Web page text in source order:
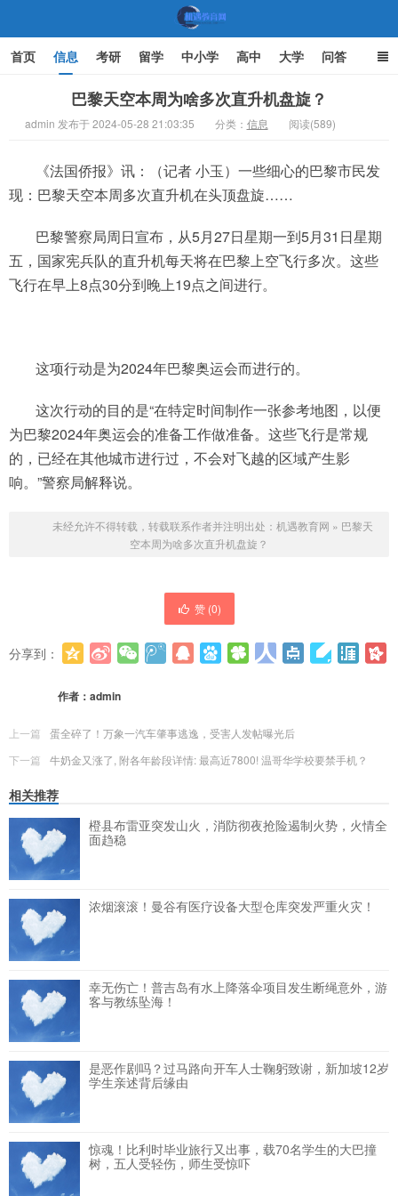
首页 信息 考研 留学 中小学 高中 大学 问答
家庭教育
巴黎天空本周为啥多次直升机盘旋？
admin 发布于 2024-05-28 21:03:35 分类： 信息 阅读(589)
《法国侨报》讯：（记者 小玉）一些细心的巴黎市民发
现：巴黎天空本周多次直升机在头顶盘旋……
巴黎警察局周日宣布，从5月27日星期一到5月31日星期
五，国家宪兵队的直升机每天将在巴黎上空飞行多次。这些
飞行在早上8点30分到晚上19点之间进行。
这项行动是为2024年巴黎奥运会而进行的。
这次行动的目的是“在特定时间制作一张参考地图，以便
为巴黎2024年奥运会的准备工作做准备。这些飞行是常规
的，已经在其他城市进行过，不会对飞越的区域产生影
响。”警察局解释说。
未经允许不得转载，转载联系作者并注明出处： 机遇教育网 » 巴黎天
空本周为啥多次直升机盘旋？
赞 (0)
分享到：
作者： admin
上一篇
蛋全碎了！万象一汽车肇事逃逸，受害人发帖曝光后
下一篇
牛奶金又涨了, 附各年龄段详情: 最高近7800! 温哥华学校要禁手机？
相关推荐
橙县布雷亚突发山火，消防彻夜抢险遏制火势，火情全
面趋稳
浓烟滚滚！曼谷有医疗设备大型仓库突发严重火灾！
幸无伤亡！普吉岛有水上降落伞项目发生断绳意外，游
客与教练坠海！
是恶作剧吗？过马路向开车人士鞠躬致谢，新加坡12岁
学生亲述背后缘由
惊魂！比利时毕业旅行又出事，载70名学生的大巴撞
树，五人受轻伤，师生受惊吓